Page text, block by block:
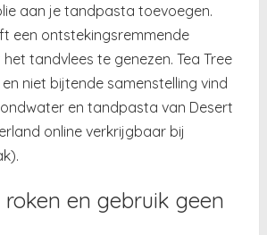
aan je tandpasta toevoegen.
een ontstekingsremmende
tandvlees te genezen. Tea Tree
en niet bijtende samenstelling vind
en tandpasta van Desert
online verkrijgbaar bij
en gebruik geen